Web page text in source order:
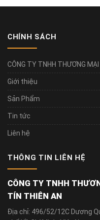
CHÍNH SÁCH
CÔNG TY TNHH THƯƠNG
Giới thiệu
Sản Phẩm
Tin tức
Liên hệ
THÔNG TIN LIÊN HỆ
CÔNG TY TNHH
TÍN THIÊN AN
Địa chỉ: 496/52/12C Dương